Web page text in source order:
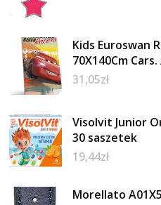
Kids Euroswan
70X140Cm
31,05zł
Visolvit Junior
30 saszetek
19,44zł
Morellato